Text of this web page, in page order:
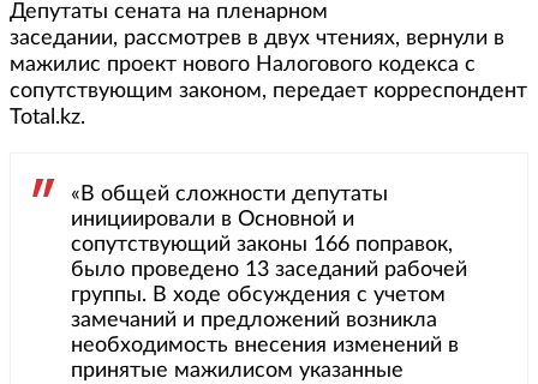
Депутаты сената на пленарном
заседании, рассмотрев в двух чтениях, вернули в
мажилис проект нового Налогового кодекса с
сопутствующим законом, передает корреспондент
Total.kz.
«В общей сложности депутаты
инициировали в Основной и
сопутствующий законы 166 поправок,
было проведено 13 заседаний рабочей
группы. В ходе обсуждения с учетом
замечаний и предложений возникла
необходимость внесения изменений в
принятые мажилисом указанные